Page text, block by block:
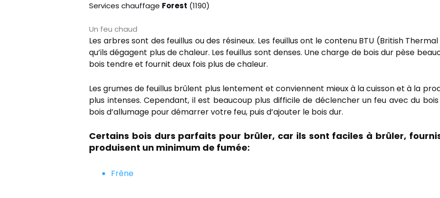
Services chauffage Forest (1190)
Un feu chaud
Les arbres sont des feuillus ou des résineux. Les feuillus ont le contenu BTU (British
qu’ils dégagent plus de chaleur. Les feuillus sont denses. Une charge de bois dur pèse
bois tendre et fournit deux fois plus de chaleur.
Les grumes de feuillus brûlent plus lentement et conviennent mieux à la cuisson et à la
plus intenses. Cependant, il est beaucoup plus difficile de déclencher un feu avec du
bois d’allumage pour démarrer votre feu, puis d’ajouter le bois dur.
Certains bois durs parfaits pour brûler, car ils sont faciles à brûler,
produisent un minimum de fumée:
Frêne